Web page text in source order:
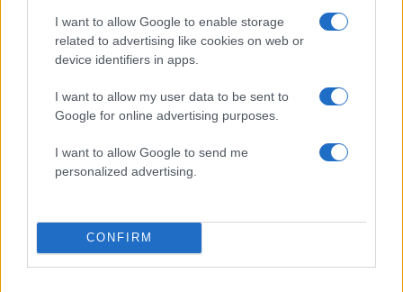
I want to allow Google to enable storage
related to advertising like cookies on web or
device identifiers in apps.
I want to allow my user data to be sent to
Google for online advertising purposes.
I want to allow Google to send me
personalized advertising.
CONFIRM
Κρανίου τόπος το Πόρτο Γερμενό μετά το
καταστροφικό πέρασμα της φωτιάς –
Ξεκίνησε η αυτοψία στα καμένα σπίτια
Οδηγός στη Μύκονο άρπαξε τσάντα
Hermès και Rolex αξίας 75.000 ευρώ από
Ουκρανό τουρίστα
Πολιτική: Περισσότερα
άρθρα